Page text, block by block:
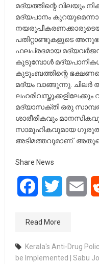
മദ്യത്തിന്റെ വിലയും
മദ്യപാനം
പതിറ്റാണ്ടുകളുടെ
ഫലപ്രദമായ
കൂടുമ്പോൾ മദ്യപാനികൾ
കുടുംബത്തിന്റെ
മദ്യം വാങ്ങുന്നു. ചിലർ
മദ്യാസക്തി ഒരു
ശാരീരികവും
സാമൂഹികവുമായ
അടിമത്തവുമാണ്.
Share News
FacebookTwitter
Read More
Kerala's Anti-Drug
be Implemented | Sabu